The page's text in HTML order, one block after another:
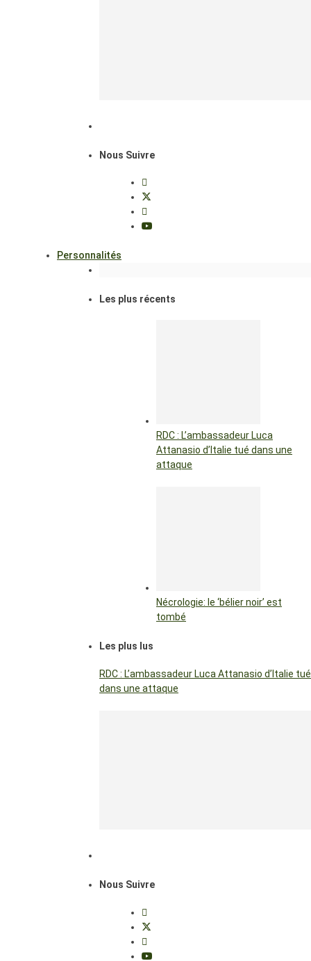
Nous Suivre
Personnalités
Les plus récents
RDC : L’ambassadeur Luca
Attanasio d’Italie tué dans une
attaque
Nécrologie: le ‘bélier noir’ est
tombé
Les plus lus
RDC : L’ambassadeur Luca Attanasio d’Italie tué
dans une attaque
Nous Suivre